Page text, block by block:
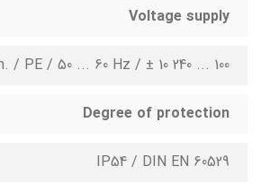
Voltage supply
100 ... 240 VAC / 1 Ph. / PE / 50 ... 60 Hz / ± 10 %
Degree of protection
IP54 / DIN EN 60529